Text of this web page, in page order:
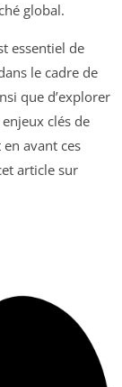
global.
essentiel de
le cadre de
que d’explorer
clés de
avant ces
article sur